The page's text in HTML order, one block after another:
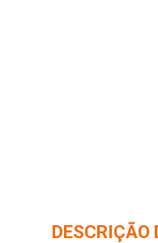
DESCRIÇÃO